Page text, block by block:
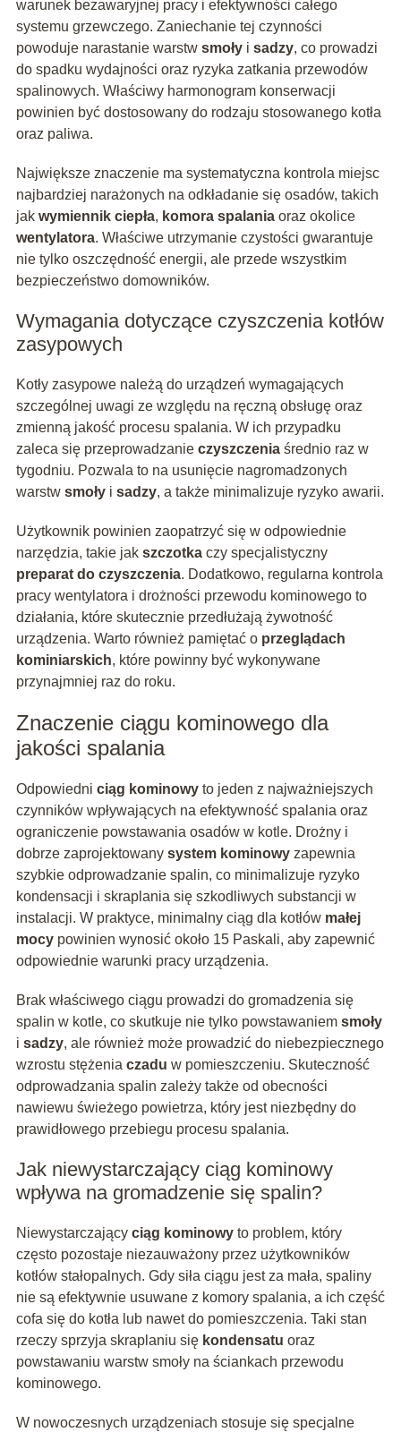
warunek bezawaryjnej pracy i efektywności całego
systemu grzewczego. Zaniechanie tej czynności
powoduje narastanie warstw smołyi sadzy, co prowadzi
do spadku wydajności oraz ryzyka zatkania przewodów
spalinowych. Właściwy harmonogram konserwacji
powinien być dostosowany do rodzaju stosowanego kotła
oraz paliwa.
Największe znaczenie ma systematyczna kontrola miejsc
najbardziej narażonych na odkładanie się osadów, takich
jak wymiennik ciepła, komora spalaniaoraz okolice
wentylatora. Właściwe utrzymanie czystości gwarantuje
nie tylko oszczędność energii, ale przede wszystkim
bezpieczeństwo domowników.
Wymagania dotyczące czyszczenia kotłów
zasypowych
Kotły zasypowe należą do urządzeń wymagających
szczególnej uwagi ze względu na ręczną obsługę oraz
zmienną jakość procesu spalania. W ich przypadku
zaleca się przeprowadzanie czyszczeniaśrednio raz w
tygodniu. Pozwala to na usunięcie nagromadzonych
warstw smołyi sadzy, a także minimalizuje ryzyko awarii.
Użytkownik powinien zaopatrzyć się w odpowiednie
narzędzia, takie jak szczotkaczy specjalistyczny
preparat do czyszczenia. Dodatkowo, regularna kontrola
pracy wentylatora i drożności przewodu kominowego to
działania, które skutecznie przedłużają żywotność
urządzenia. Warto również pamiętać o przeglądach
kominiarskich, które powinny być wykonywane
przynajmniej raz do roku.
Znaczenie ciągu kominowego dla
jakości spalania
Odpowiedni ciąg kominowyto jeden z najważniejszych
czynników wpływających na efektywność spalania oraz
ograniczenie powstawania osadów w kotle. Drożny i
dobrze zaprojektowany system kominowyzapewnia
szybkie odprowadzanie spalin, co minimalizuje ryzyko
kondensacji i skraplania się szkodliwych substancji w
instalacji. W praktyce, minimalny ciąg dla kotłów małej
mocypowinien wynosić około 15 Paskali, aby zapewnić
odpowiednie warunki pracy urządzenia.
Brak właściwego ciągu prowadzi do gromadzenia się
spalin w kotle, co skutkuje nie tylko powstawaniem smoły
i sadzy, ale również może prowadzić do niebezpiecznego
wzrostu stężenia czadu w pomieszczeniu. Skuteczność
odprowadzania spalin zależy także od obecności
nawiewu świeżego powietrza, który jest niezbędny do
prawidłowego przebiegu procesu spalania.
Jak niewystarczający ciąg kominowy
wpływa na gromadzenie się spalin?
Niewystarczający ciąg kominowyto problem, który
często pozostaje niezauważony przez użytkowników
kotłów stałopalnych. Gdy siła ciągu jest za mała, spaliny
nie są efektywnie usuwane z komory spalania, a ich część
cofa się do kotła lub nawet do pomieszczenia. Taki stan
rzeczy sprzyja skraplaniu się kondensatu oraz
powstawaniu warstw smoły na ściankach przewodu
kominowego.
W nowoczesnych urządzeniach stosuje się specjalne